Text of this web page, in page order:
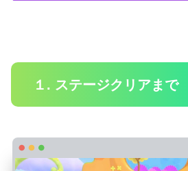
１. ステージクリアまで